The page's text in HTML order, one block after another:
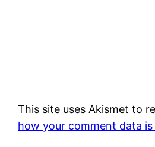
This site uses Akismet to
how your comment data is